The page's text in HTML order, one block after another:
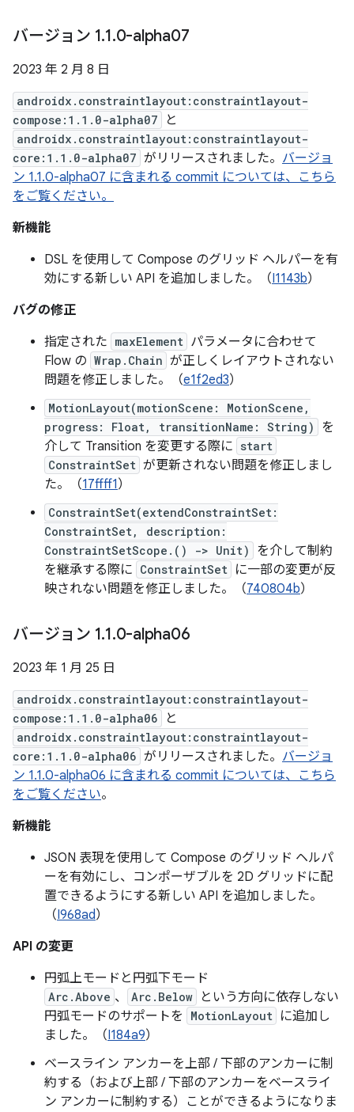
バージョン 1.1.0-alpha07
2023 年 2 月 8 日
androidx.constraintlayout:constraintlayout-
compose:1.1.0-alpha07
と
androidx.constraintlayout:constraintlayout-
core:1.1.0-alpha07 がリリースされました。 バージョ
ン 1.1.0-alpha07 に含まれる commit については、こちら
をご覧ください。
新機能
DSL を使用して Compose のグリッド ヘルパーを有
効にする新しい API を追加しました。（I1143b）
バグの修正
指定された maxElement パラメータに合わせて
Flow の Wrap.Chain が正しくレイアウトされない
問題を修正しました。（e1f2ed3）
MotionLayout(motionScene: MotionScene,
progress: Float, transitionName: String)
を
介して Transition を変更する際に start
ConstraintSet が更新されない問題を修正しまし
た。（17ffff1）
ConstraintSet(extendConstraintSet:
ConstraintSet, description:
ConstraintSetScope.() -> Unit)
を介して制約
を継承する際に ConstraintSet に一部の変更が反
映されない問題を修正しました。（740804b）
バージョン 1.1.0-alpha06
2023 年 1 月 25 日
androidx.constraintlayout:constraintlayout-
compose:1.1.0-alpha06
と
androidx.constraintlayout:constraintlayout-
core:1.1.0-alpha06 がリリースされました。 バージョ
ン 1.1.0-alpha06 に含まれる commit については、こちら
をご覧ください。
新機能
JSON 表現を使用して Compose のグリッド ヘルパ
ーを有効にし、コンポーザブルを 2D グリッドに配
置できるようにする新しい API を追加しました。
（I968ad）
API の変更
円弧上モードと円弧下モード
Arc.Above 、 Arc.Below
という方向に依存しない
円弧モードのサポートを
MotionLayout に追加し
ました。（I184a9）
ベースライン アンカーを上部 / 下部のアンカーに制
約する（および上部 / 下部のアンカーをベースライ
ン アンカーに制約する）ことができるようになりま